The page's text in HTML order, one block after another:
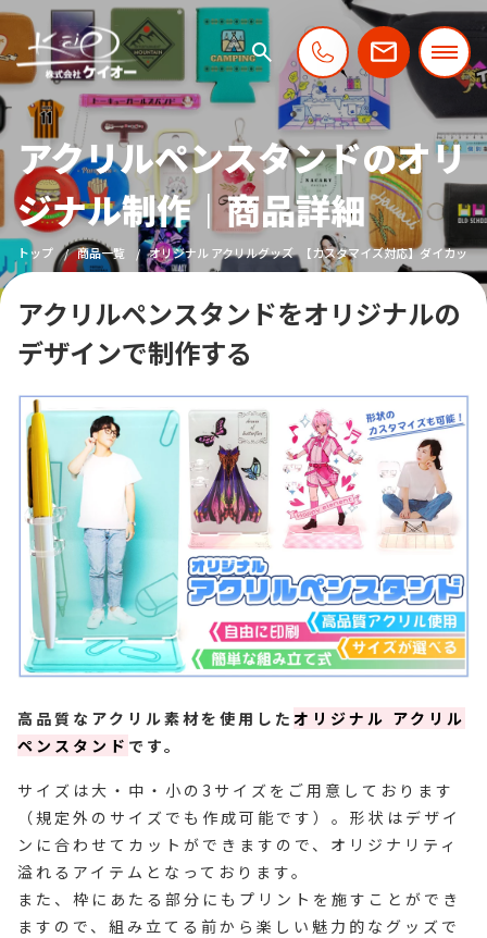
アクリルペンスタンドのオリ
ジナル制作｜商品詳細
トップ 商品一覧 オリジナル アクリルグッズ 【カスタマイズ対応】ダイカット
アクリルペンスタンドをオリジナルの
デザインで制作する
高品質なアクリル素材を使用した オリジナル アクリル
ペンスタンド です。
サイズは大・中・小の3サイズをご用意しております
（規定外のサイズでも作成可能です）。形状はデザイ
ンに合わせてカットができますので、オリジナリティ
溢れるアイテムとなっております。
また、枠にあたる部分にもプリントを施すことができ
ますので、組み立てる前から楽しい魅力的なグッズで